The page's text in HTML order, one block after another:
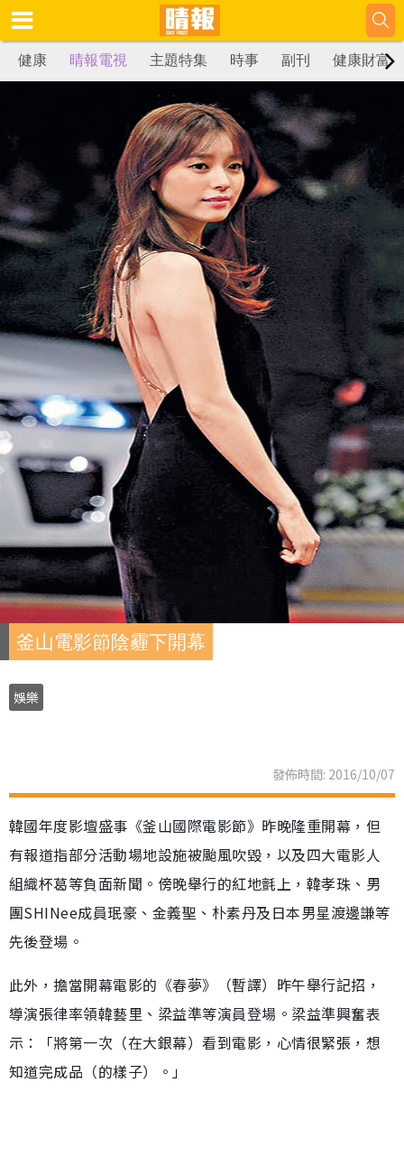
健康 晴報電視 主題特集 時事 副刊 健康財富
釜山電影節陰霾下開幕
娛樂
發佈時間: 2016/10/07
韓國年度影壇盛事《釜山國際電影節》昨晚隆重開幕，但
有報道指部分活動場地設施被颱風吹毀，以及四大電影人
組織杯葛等負面新聞。傍晚舉行的紅地氈上，韓孝珠、男
團SHINee成員珉豪、金義聖、朴素丹及日本男星渡邊謙等
先後登場。
此外，擔當開幕電影的《春夢》（暫譯）昨午舉行記招，
導演張律率領韓藝里、梁益準等演員登場。梁益準興奮表
示：「將第一次（在大銀幕）看到電影，心情很緊張，想
知道完成品（的樣子）。」